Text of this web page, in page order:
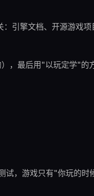
引擎文档、开源游戏项
，最后用"以玩定学"的
试，游戏只有"你玩的时